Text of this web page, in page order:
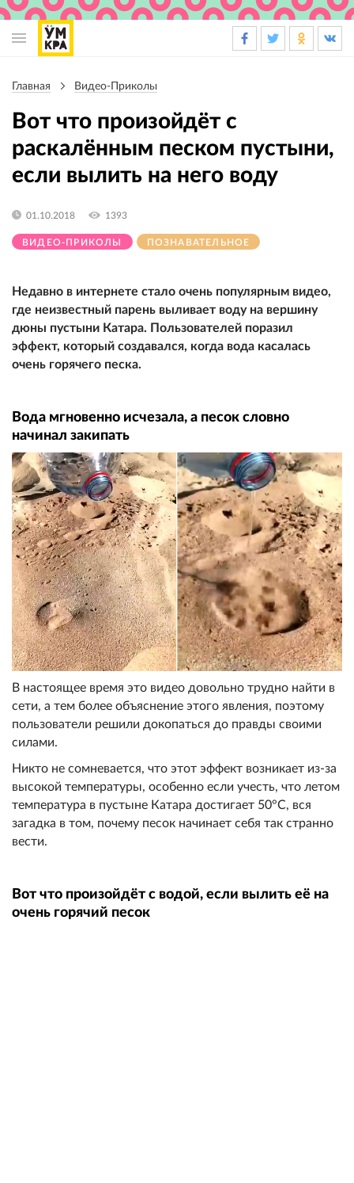
навигация
навигации
Главная Видео-Приколы
Вот что произойдёт с
раскалённым песком пустыни,
если вылить на него воду
ВИДЕО-ПРИКОЛЫ ПОЗНАВАТЕЛЬНОЕ
01.10.2018 1393
Недавно в интернете стало очень популярным видео,
где неизвестный парень выливает воду на вершину
дюны пустыни Катара. Пользователей поразил
эффект, который создавался, когда вода касалась
очень горячего песка.
Вода мгновенно исчезала, а песок словно
начинал закипать
В настоящее время это видео довольно трудно найти в
сети, а тем более объяснение этого явления, поэтому
пользователи решили докопаться до правды своими
силами.
Никто не сомневается, что этот эффект возникает из-за
высокой температуры, особенно если учесть, что летом
температура в пустыне Катара достигает 50°C, вся
загадка в том, почему песок начинает себя так странно
вести.
Вот что произойдёт с водой, если вылить её на
очень горячий песок